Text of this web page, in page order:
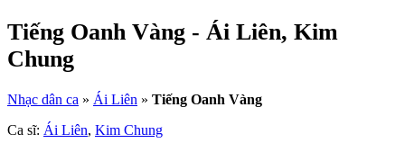
Tiếng Oanh Vàng - Ái Liên, Kim
Chung
Nhạc dân ca » Ái Liên » Tiếng Oanh Vàng
Ca sĩ: Ái Liên, Kim Chung